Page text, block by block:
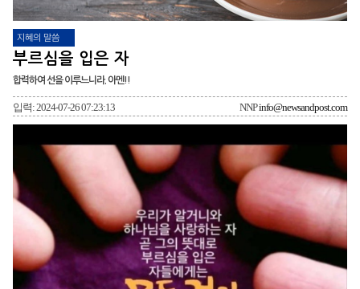
지혜의 말씀
부르심을 입은 자
합력하여 선을 이루느니라. 아멘!!
입력: 2024-07-26 07:23:13 NNPinfo@newsandpost.com